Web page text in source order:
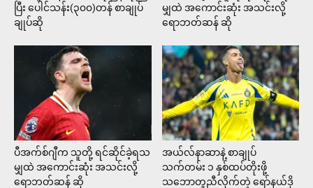
ပြီး ပေါင်သန်း(၃၀၀)တန် စာချုပ်
ချုပ်ဆို
မျှထဲ အကောင်းဆုံး အသင်းလို့
ရောဘတ်ဆန် ဆို
ပီအက်စ်ဂျီက သူတို့ ရင်ဆိုင်ခဲ့ရသ
မျှထဲ အကောင်းဆုံး အသင်းလို့
ရောဘတ်ဆန် ဆို
အယ်လ်နာဆာနဲ့ စာချုပ်
သက်တမ်း ၁ နှစ်ထပ်တိုးဖို့
သဘောတူညီလိုက်တဲ့ ရော်နယ်ဒို